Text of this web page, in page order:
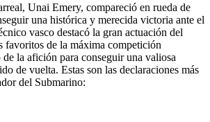
Unai Emery, compareció en rueda de
una histórica y merecida victoria ante el
vasco destacó la gran actuación del
favoritos de la máxima competición
la afición para conseguir una valiosa
de vuelta. Estas son las declaraciones más
del Submarino: